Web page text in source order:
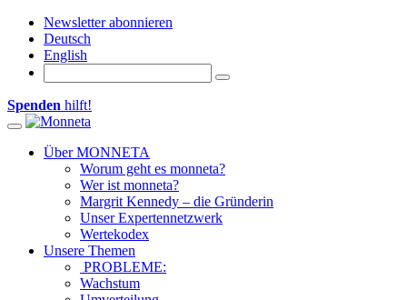
Newsletter abonnieren
Deutsch
English
Spenden hilft!
Toggle navigation
Über MONNETA
Worum geht es monneta?
Wer ist monneta?
Margrit Kennedy – die Gründerin
Unser Expertennetzwerk
Wertekodex
Unsere Themen
PROBLEME:
Wachstum